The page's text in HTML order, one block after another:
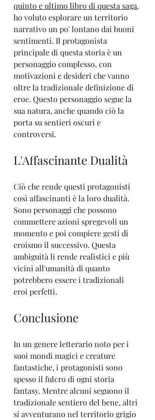
quinto e ultimo libro di questa saga,
ho voluto esplorare un territorio
narrativo un po' lontano dai buoni
sentimenti. Il protagonista
principale di questa storia è un
personaggio complesso, con
motivazioni e desideri che vanno
oltre la tradizionale definizione di
eroe. Questo personaggio segue la
sua natura, anche quando ciò la
porta su sentieri oscuri e
controversi.
L'Affascinante Dualità
Ciò che rende questi protagonisti
così affascinanti è la loro dualità.
Sono personaggi che possono
commettere azioni spregevoli un
momento e poi compiere gesti di
eroismo il successivo. Questa
ambiguità li rende realistici e più
vicini all'umanità di quanto
potrebbero essere i tradizionali
eroi perfetti.
Conclusione
In un genere letterario noto per i
suoi mondi magici e creature
fantastiche, i protagonisti sono
spesso il fulcro di ogni storia
fantasy. Mentre alcuni seguono il
tradizionale sentiero del bene, altri
si avventurano nel territorio grigio